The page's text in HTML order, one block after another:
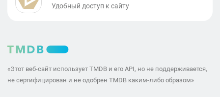
Удобный доступ к сайту
«Этот веб-сайт использует TMDB и его API, но не поддерживается,
не сертифицирован и не одобрен TMDB каким-либо образом»